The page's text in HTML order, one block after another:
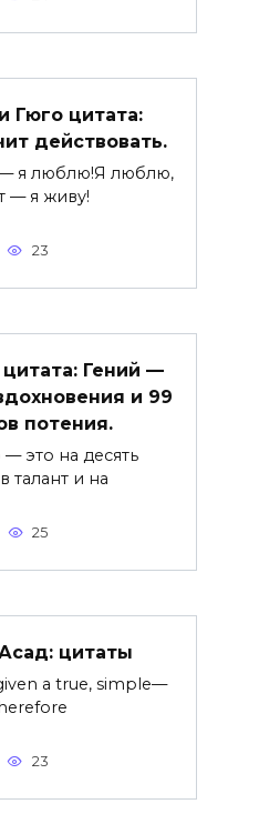
Гюго цитата:
действовать.
я люблю!Я люблю,
— я живу!
23
Гений —
и 99
потения.
— это на десять
талант и на
25
цитаты
a true, simple—
23